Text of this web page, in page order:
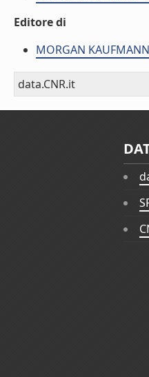
Editore di
MORGAN KAUFMANN
data.CNR.it